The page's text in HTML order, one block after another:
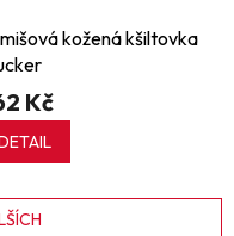
kožená kšiltovka
Kč